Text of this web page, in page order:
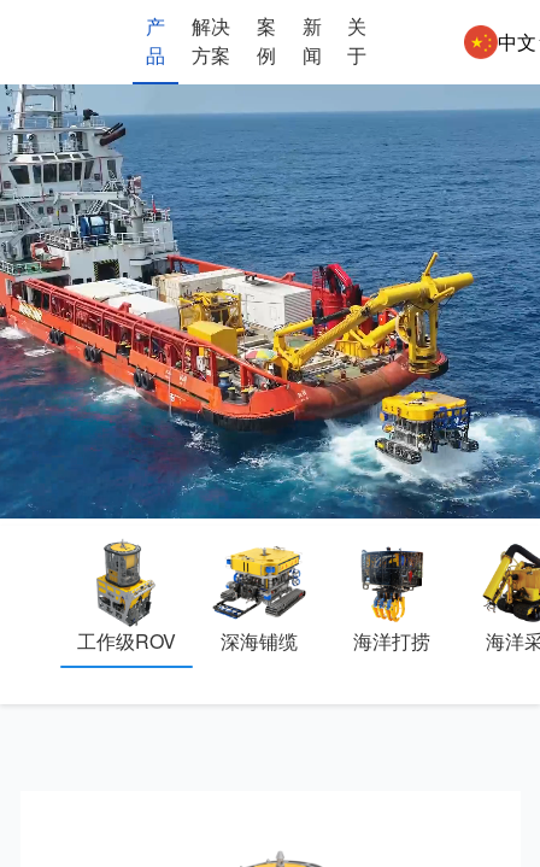
产
品
解决
方案
案
例
新
闻
关
于
中文
工作级ROV 深海铺缆 海洋打捞 海洋